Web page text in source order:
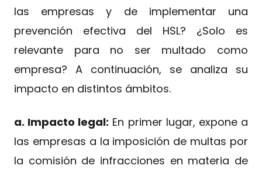
las empresas y de implementar una
prevención efectiva del HSL? ¿Solo es
relevante para no ser multado como
empresa? A continuación, se analiza su
impacto en distintos ámbitos.
a. Impacto legal: En primer lugar, expone a
las empresas a la imposición de multas por
la comisión de infracciones en materia de